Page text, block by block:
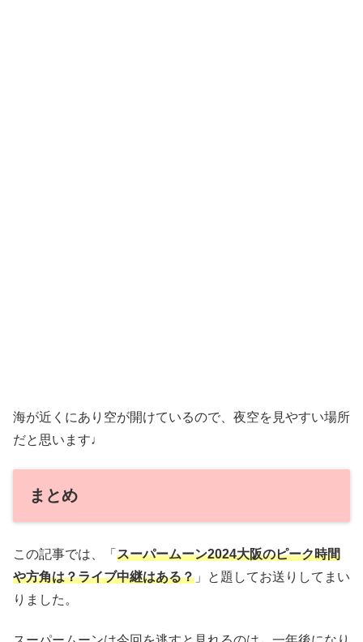
海が近くにあり空が開けているので、夜空を見やすい場所
だと思います♩
まとめ
この記事では、「 スーパームーン2024大阪のピーク時間
や方角は？ライブ中継はある？ 」と題してお送りしてまい
りました。